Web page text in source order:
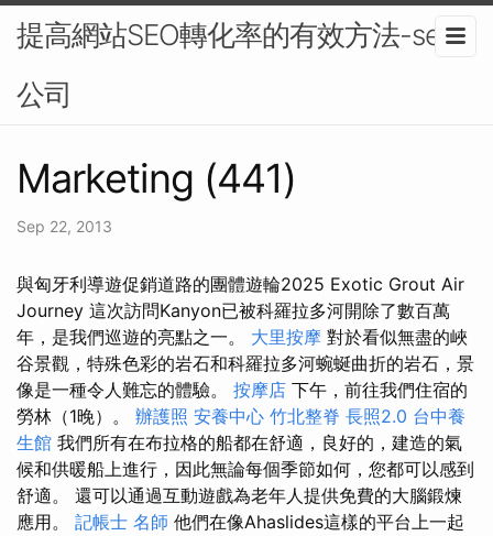
提高網站SEO轉化率的有效方法-seo
公司
Marketing (441)
Sep 22, 2013
與匈牙利導遊促銷道路的團體遊輪2025 Exotic Grout Air
Journey 這次訪問Kanyon已被科羅拉多河開除了數百萬
年，是我們巡遊的亮點之一。 大里按摩 對於看似無盡的峽
谷景觀，特殊色彩的岩石和科羅拉多河蜿蜒曲折的岩石，景
像是一種令人難忘的體驗。 按摩店 下午，前往我們住宿的
勞林（1晚）。 辦護照 安養中心 竹北整脊 長照2.0 台中養
生館 我們所有在布拉格的船都在舒適，良好的，建造的氣
候和供暖船上進行，因此無論每個季節如何，您都可以感到
舒適。 還可以通過互動遊戲為老年人提供免費的大腦鍛煉
應用。 記帳士 名師 他們在像Ahaslides這樣的平台上一起